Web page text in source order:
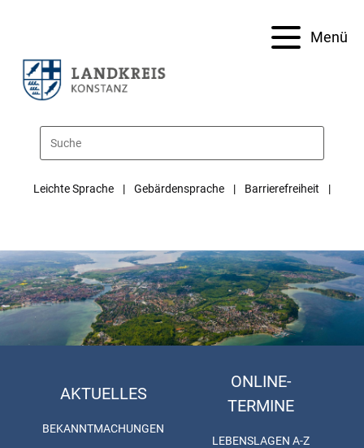
Menü
Leichte Sprache Gebärdensprache Barrierefreiheit
AKTUELLES
BEKANNTMACHUNGEN
ONLINE-
TERMINE
LEBENSLAGEN A-Z